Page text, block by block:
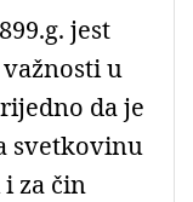
jest
u
da je
svetkovinu
za čin